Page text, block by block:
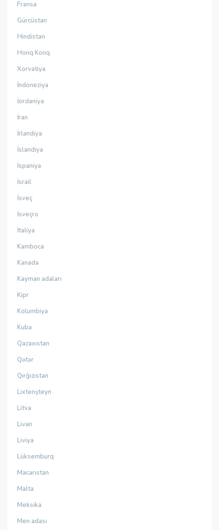
Fransa
Gürcüstan
Hindistan
Honq Konq
Xorvatiya
İndoneziya
İordaniya
İran
İrlandiya
İslandiya
İspaniya
İsrail
İsveç
İsveçrə
İtaliya
Kamboca
Kanada
Kayman adaları
Kipr
Kolumbiya
Kuba
Qazaxıstan
Qətər
Qırğızıstan
Lixtenşteyn
Litva
Livan
Liviya
Lüksemburq
Macarıstan
Malta
Meksika
Men adası